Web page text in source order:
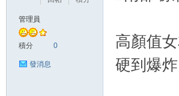
管理員
積分 0
發消息
高顏值
硬到爆炸